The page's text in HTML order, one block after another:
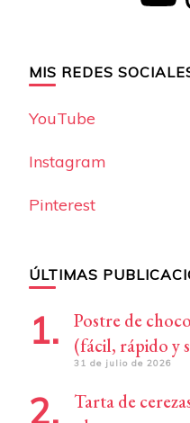
MIS REDES
YouTube
Instagram
Pinterest
ÚLTIMAS
Postre de
(fácil, rápido y
31 de julio de 2026
Tarta de